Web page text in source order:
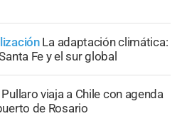
La adaptación climática:
Fe y el sur global
Pullaro viaja a Chile con agenda
de Rosario